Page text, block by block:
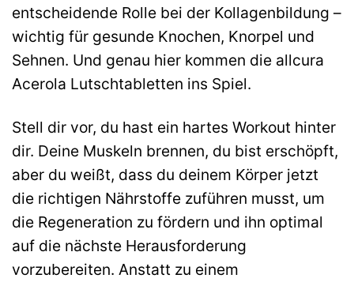
entscheidende Rolle bei der Kollagenbildung –
wichtig für gesunde Knochen, Knorpel und
Sehnen. Und genau hier kommen die allcura
Acerola Lutschtabletten ins Spiel.
Stell dir vor, du hast ein hartes Workout hinter
dir. Deine Muskeln brennen, du bist erschöpft,
aber du weißt, dass du deinem Körper jetzt
die richtigen Nährstoffe zuführen musst, um
die Regeneration zu fördern und ihn optimal
auf die nächste Herausforderung
vorzubereiten. Anstatt zu einem